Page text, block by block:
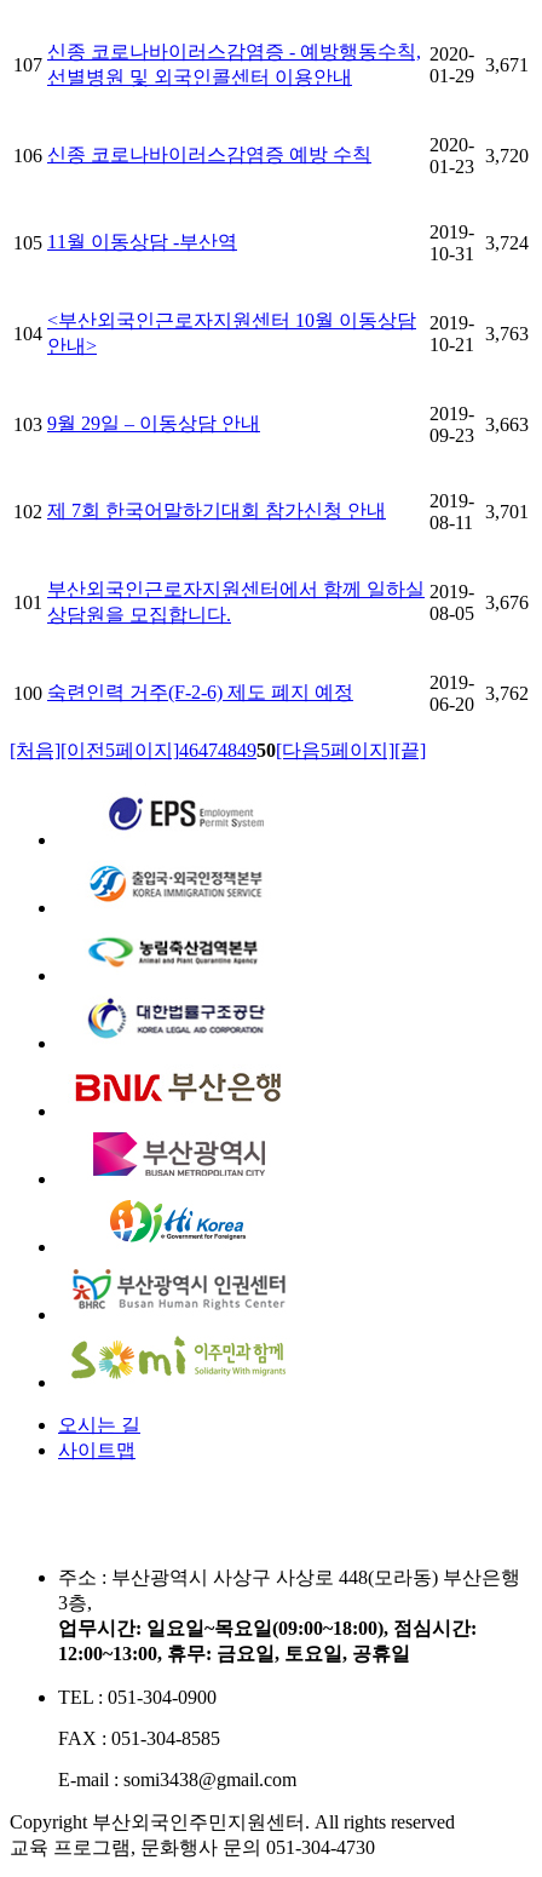
107
신종 코로나바이러스감염증 - 예방행동수칙,
선별병원 및 외국인콜센터 이용안내
2020-
01-29
3,671
106 신종 코로나바이러스감염증 예방 수칙
2020-
01-23
3,720
105 11월 이동상담 -부산역
2019-
10-31
3,724
104
<부산외국인근로자지원센터 10월 이동상담
안내>
2019-
10-21
3,763
103 9월 29일 – 이동상담 안내
2019-
09-23
3,663
102 제 7회 한국어말하기대회 참가신청 안내
2019-
08-11
3,701
101
부산외국인근로자지원센터에서 함께 일하실
상담원을 모집합니다.
2019-
08-05
3,676
100 숙련인력 거주(F-2-6) 제도 폐지 예정
2019-
06-20
3,762
[처음][이전5페이지]4647484950[다음5페이지][끝]
오시는 길
사이트맵
주소 : 부산광역시 사상구 사상로 448(모라동) 부산은행
3층,
업무시간: 일요일~목요일(09:00~18:00), 점심시간:
12:00~13:00, 휴무: 금요일, 토요일, 공휴일
TEL : 051-304-0900
FAX : 051-304-8585
E-mail : somi3438@gmail.com
Copyright 부산외국인주민지원센터. All rights reserved
교육 프로그램, 문화행사 문의 051-304-4730